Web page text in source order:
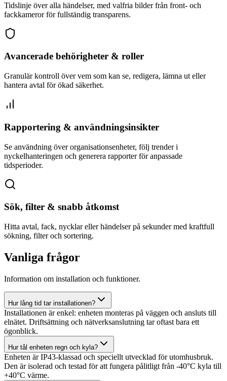
Tidslinje över alla händelser, med valfria bilder från front- och
fackkameror för fullständig transparens.
Avancerade behörigheter & roller
Granulär kontroll över vem som kan se, redigera, lämna ut eller
hantera avtal för ökad säkerhet.
Rapportering & användningsinsikter
Se användning över organisationsenheter, följ trender i
nyckelhanteringen och generera rapporter för anpassade
tidsperioder.
Sök, filter & snabb åtkomst
Hitta avtal, fack, nycklar eller händelser på sekunder med kraftfull
sökning, filter och sortering.
Vanliga frågor
Information om installation och funktioner.
Hur lång tid tar installationen?
Installationen är enkel: enheten monteras på väggen och ansluts till
elnätet. Driftsättning och nätverksanslutning tar oftast bara ett
ögonblick.
Hur tål enheten regn och kyla?
Enheten är IP43-klassad och speciellt utvecklad för utomhusbruk.
Den är isolerad och testad för att fungera pålitligt från -40°C kyla till
+40°C värme.